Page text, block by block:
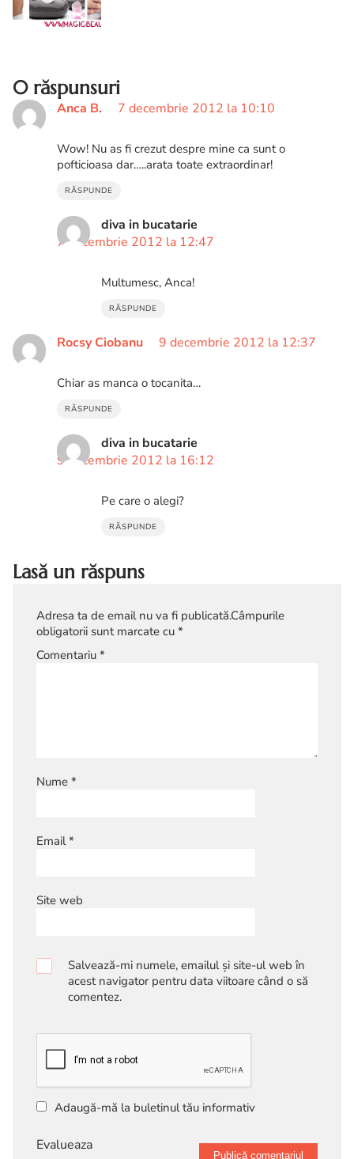
0 răspunsuri
Anca B. 7 decembrie 2012 la 10:10
Wow! Nu as fi crezut despre mine ca sunt o
pofticioasa dar…..arata toate extraordinar!
RĂSPUNDE
diva in bucatarie
7 decembrie 2012 la 12:47
Multumesc, Anca!
RĂSPUNDE
Rocsy Ciobanu 9 decembrie 2012 la 12:37
Chiar as manca o tocanita…
RĂSPUNDE
diva in bucatarie
9 decembrie 2012 la 16:12
Pe care o alegi?
RĂSPUNDE
Lasă un răspuns
Adresa ta de email nu va fi publicată.Câmpurile
obligatorii sunt marcate cu *
Comentariu *
Nume *
Email*
Site web
Salvează-mi numele, emailul și site-ul web în
acest navigator pentru data viitoare când o să
comentez.
Adaugă-mă la buletinul tău informativ
Evalueaza